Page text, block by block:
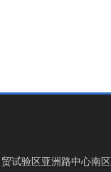
试验区亚洲路中心南